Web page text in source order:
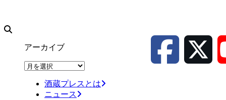
アーカイブ
ア
酒蔵プレスとは
ニュース